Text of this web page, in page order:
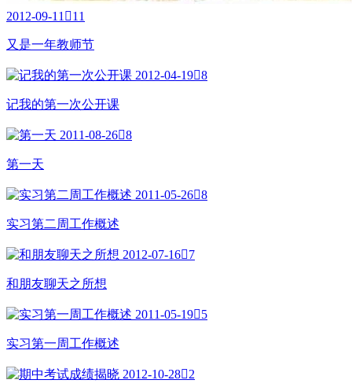
2012-09-11 11
又是一年教师节
2012-04-198
记我的第一次公开课
2011-08-268
第一天
2011-05-268
实习第二周工作概述
2012-07-167
和朋友聊天之所想
2011-05-195
实习第一周工作概述
2012-10-282